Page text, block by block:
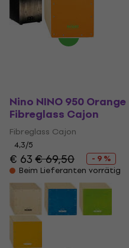
Nino NINO 950 Orange
Fibreglass Cajon
Fibreglass Cajon
4,3/5
€ 63€ 69,50
- 9 %
Beim Lieferanten vorrätig